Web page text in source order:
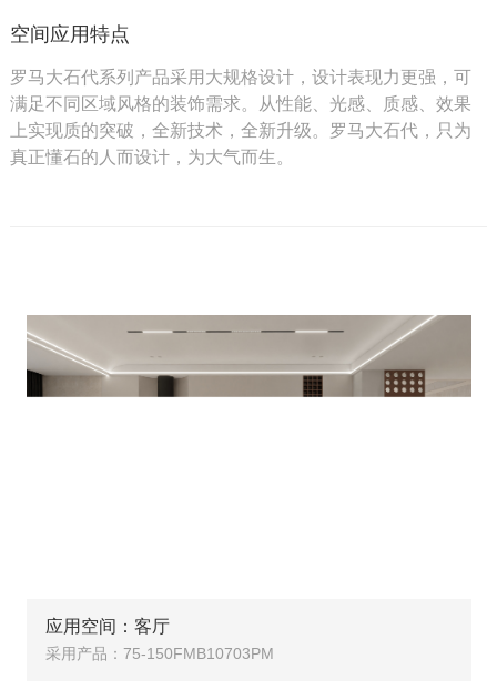
空间应用特点
罗马大石代系列产品采用大规格设计，设计表现力更强，可
满足不同区域风格的装饰需求。从性能、光感、质感、效果
上实现质的突破，全新技术，全新升级。罗马大石代，只为
真正懂石的人而设计，为大气而生。
应用空间：客厅
采用产品：75-150FMB10703PM